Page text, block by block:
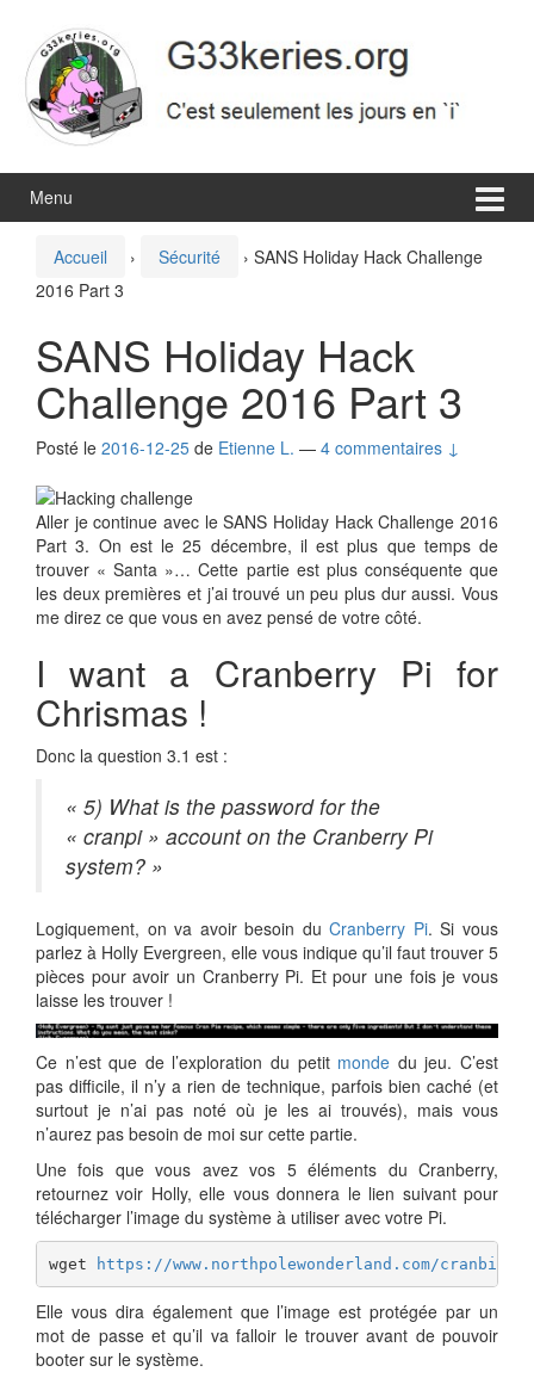
contenu
menu
principal
Menu
Accueil › Sécurité › SANS Holiday Hack Challenge
2016 Part 3
SANS Holiday Hack
Challenge 2016 Part 3
Posté le 2016-12-25 de Etienne L. — 4 commentaires ↓
Aller je continue avec le SANS Holiday Hack Challenge 2016
Part 3. On est le 25 décembre, il est plus que temps de
trouver « Santa »… Cette partie est plus conséquente que
les deux premières et j’ai trouvé un peu plus dur aussi. Vous
me direz ce que vous en avez pensé de votre côté.
I want a Cranberry Pi for
Chrismas !
Donc la question 3.1 est :
« 5) What is the password for the
« cranpi » account on the Cranberry Pi
system? »
Logiquement, on va avoir besoin duCranberry Pi. Si vous
parlez à Holly Evergreen, elle vous indique qu’il faut trouver 5
pièces pour avoir un Cranberry Pi. Et pour une fois je vous
laisse les trouver !
Ce n’est que de l’exploration du petit monde du jeu. C’est
pas difficile, il n’y a rien de technique, parfois bien caché (et
surtout je n’ai pas noté où je les ai trouvés), mais vous
n’aurez pas besoin de moi sur cette partie.
Une fois que vous avez vos 5 éléments du Cranberry,
retournez voir Holly, elle vous donnera le lien suivant pour
télécharger l’image du système à utiliser avec votre Pi.
wget https://www.northpolewonderland.com/
Elle vous dira également que l’image est protégée par un
mot de passe et qu’il va falloir le trouver avant de pouvoir
booter sur le système.